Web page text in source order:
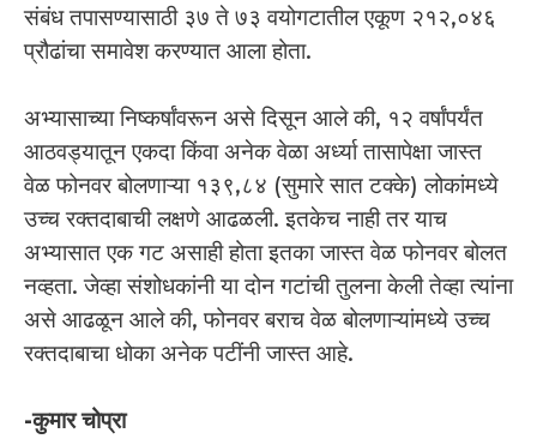
संबंध तपासण्यासाठी ३७ ते ७३ वयोगटातील एकूण २१२,०४६
प्रौढांचा समावेश करण्यात आला होता.
अभ्यासाच्या निष्कर्षांवरून असे दिसून आले की, १२ वर्षांपर्यंत
आठवड्यातून एकदा किंवा अनेक वेळा अर्ध्या तासापेक्षा जास्त
वेळ फोनवर बोलणाऱ्या १३९,८४ (सुमारे सात टक्के) लोकांमध्ये
उच्च रक्तदाबाची लक्षणे आढळली. इतकेच नाही तर याच
अभ्यासात एक गट असाही होता इतका जास्त वेळ फोनवर बोलत
नव्हता. जेव्हा संशोधकांनी या दोन गटांची तुलना केली तेव्हा त्यांना
असे आढळून आले की, फोनवर बराच वेळ बोलणाऱ्यांमध्ये उच्च
रक्तदाबाचा धोका अनेक पटींनी जास्त आहे.
-कुमार चोप्रा